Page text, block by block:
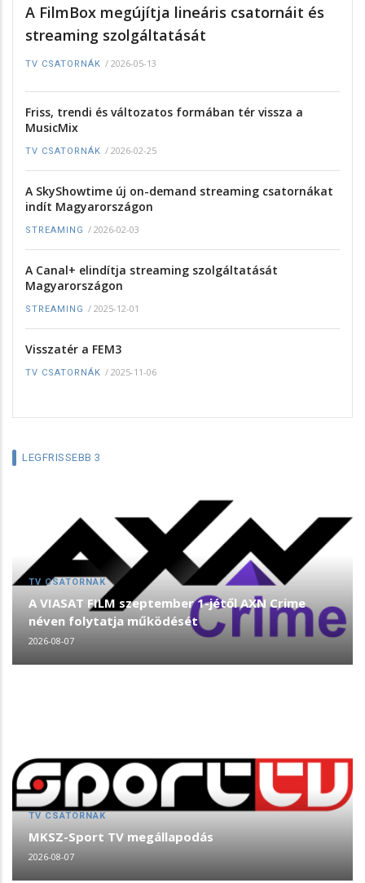
A FilmBox megújítja lineáris csatornáit és
streaming szolgáltatását
TV CSATORNÁK / 2026-05-13
Friss, trendi és változatos formában tér vissza a
MusicMix
TV CSATORNÁK / 2026-02-25
A SkyShowtime új on-demand streaming csatornákat
indít Magyarországon
STREAMING / 2026-02-03
A Canal+ elindítja streaming szolgáltatását
Magyarországon
STREAMING / 2025-12-01
Visszatér a FEM3
TV CSATORNÁK / 2025-11-06
LEGFRISSEBB 3
TV CSATORNÁK
A VIASAT FILM szeptember 1-jétől AXN Crime
néven folytatja működését
2026-08-07
TV CSATORNÁK
MKSZ-Sport TV megállapodás
2026-08-07